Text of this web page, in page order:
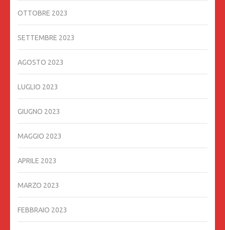
OTTOBRE 2023
SETTEMBRE 2023
AGOSTO 2023
LUGLIO 2023
GIUGNO 2023
MAGGIO 2023
APRILE 2023
MARZO 2023
FEBBRAIO 2023